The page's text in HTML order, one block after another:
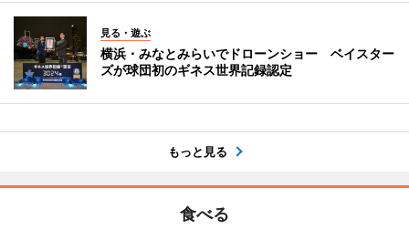
見る・遊ぶ
横浜・みなとみらいでドローンショー ベイスター
ズが球団初のギネス世界記録認定
もっと見る
食べる